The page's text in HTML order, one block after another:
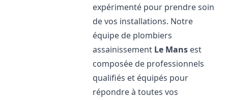
expérimenté pour prendre soin
de vos installations. Notre
équipe de plombiers
assainissement Le Mans est
composée de professionnels
qualifiés et équipés pour
répondre à toutes vos